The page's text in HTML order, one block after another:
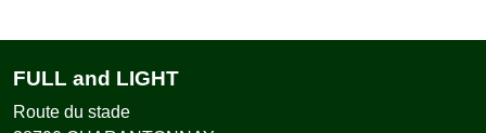
FULL and LIGHT
Route du stade